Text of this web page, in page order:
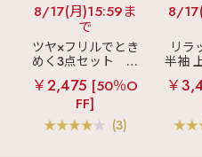
8/17(月)15:59ま
で
ツヤ×フリルでとき
めく3点セット
シ
ルキー ショートパ
ンツ 3点セット
￥2,475 [50％O
FF]
(3)
8/
リラ
半袖
女
￥